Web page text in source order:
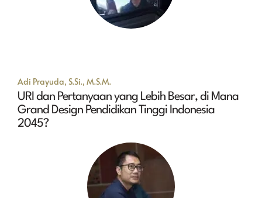
Adi Prayuda, S.Si., M.S.M.
URI dan Pertanyaan yang Lebih Besar, di Mana
Grand Design Pendidikan Tinggi Indonesia
2045?